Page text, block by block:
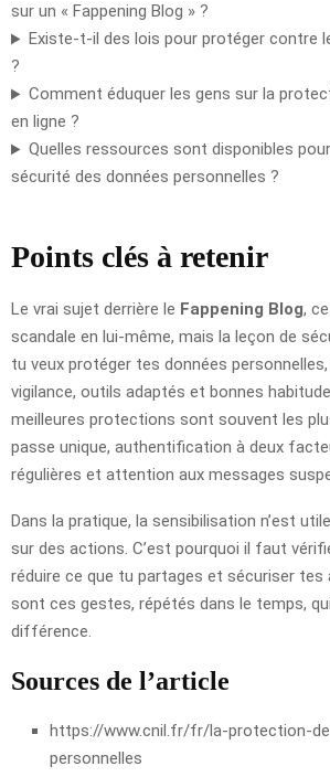
sur un « Fappening Blog » ?
Existe-t-il des lois pour protéger contre
?
Comment éduquer les gens sur la
en ligne ?
Quelles ressources sont disponibles
sécurité des données personnelles ?
Points clés à retenir
Le vrai sujet derrière le Fappening Blog,
scandale en lui-même, mais la leçon de
tu veux protéger tes données
vigilance, outils adaptés et bonnes
meilleures protections sont souvent les
passe unique, authentification à deux
régulières et attention aux messages
Dans la pratique, la sensibilisation n’est
sur des actions. C’est pourquoi il faut
réduire ce que tu partages et sécuriser tes
sont ces gestes, répétés dans le temps,
différence.
Sources de l’article
https://www.cnil.fr/fr/la-protection-
personnelles